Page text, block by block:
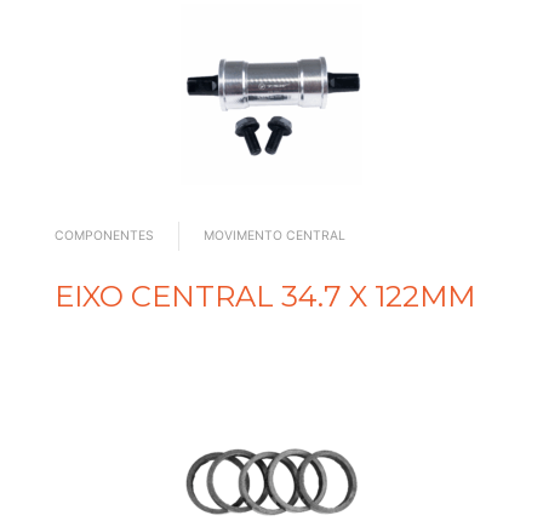
COMPONENTES MOVIMENTO CENTRAL
EIXO CENTRAL 34.7 X 122MM